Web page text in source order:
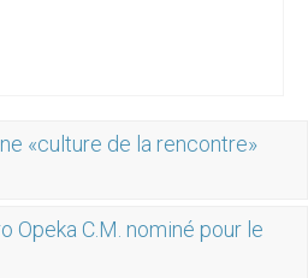
«culture de la rencontre»
Opeka C.M. nominé pour le